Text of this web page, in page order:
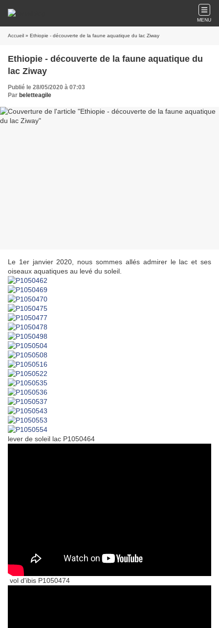
MENU
Accueil » Ethiopie - découverte de la faune aquatique du lac Ziway
Ethiopie - découverte de la faune aquatique du
lac Ziway
Publié le 28/05/2020 à 07:03
Par beletteagile
Le 1er janvier 2020, nous sommes allés admirer le lac et ses
oiseaux aquatiques au levé du soleil.
lever de soleil lac P1050464
vol d'ibis P1050474